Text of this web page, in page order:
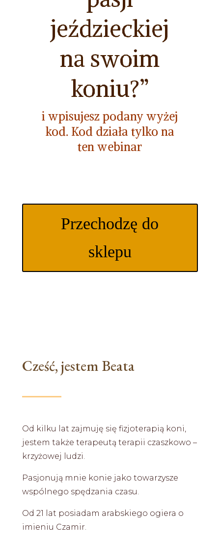
jeździeckiej
na swoim
koniu?”
i wpisujesz podany wyżej
kod. Kod działa tylko na
ten webinar
Przechodzę do
sklepu
Cześć, jestem Beata
Od kilku lat zajmuję się fizjoterapią koni,
jestem także terapeutą terapii czaszkowo –
krzyżowej ludzi.
Pasjonują mnie konie jako towarzysze
wspólnego spędzania czasu.
Od 21 lat posiadam arabskiego ogiera o
imieniu Czamir.